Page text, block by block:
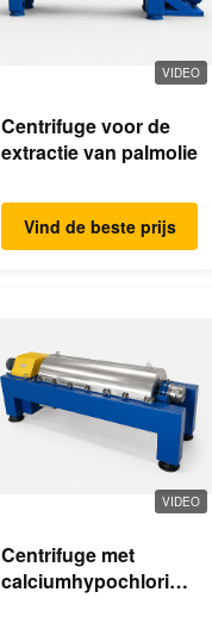
VIDEO
Centrifuge voor de
extractie van palmolie
Vind de beste prijs
VIDEO
Centrifuge met
calciumhypochloride-